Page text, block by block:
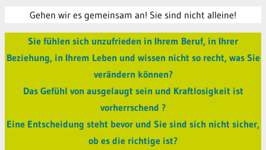
Gehen wir es gemeinsam an! Sie sind nicht alleine!
Sie fühlen sich unzufrieden in Ihrem Beruf, in Ihrer
Beziehung, in Ihrem Leben und wissen nicht so recht, was Sie
verändern können?
Das Gefühl von ausgelaugt sein und Kraftlosigkeit ist
vorherrschend ?
Eine Entscheidung steht bevor und Sie sind sich nicht sicher,
ob es die richtige ist?